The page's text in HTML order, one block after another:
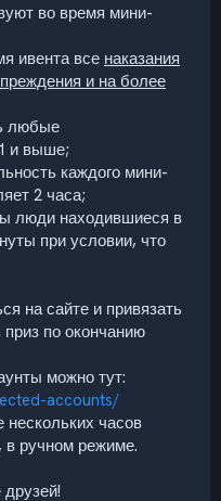
во время мини-
ивента все наказания
и на более
любые
и выше;
каждого мини-
2 часа;
люди находившиеся в
при условии, что
на сайте и привязать
по окончанию
можно тут:
accounts/
часов
в ручном режиме.